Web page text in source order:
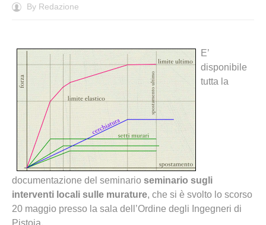
By Redazione
E’
disponibile
tutta la
documentazione del seminario seminario sugli
interventi locali sulle murature, che si è svolto lo scorso
20 maggio presso la sala dell’Ordine degli Ingegneri di
Pistoia.